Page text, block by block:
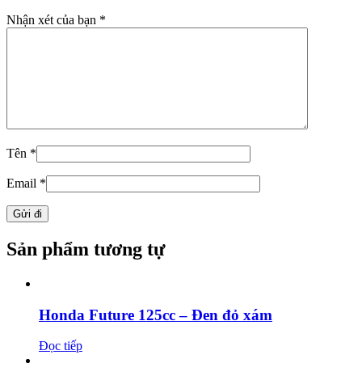
Nhận xét của bạn *
Tên *
Email *
Sản phẩm tương tự
Honda Future 125cc – Đen đỏ xám
Đọc tiếp